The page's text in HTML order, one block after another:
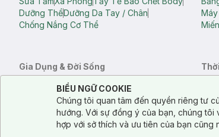
Dưỡng ThểDưỡng Da Tay / Chân
Chống Nắng Cơ Thể
Gia Dụng & Đời Sống
Bông Tắm / Phụ Kiện Tắm
Phụ Kiện Điện Thoại Quạt Cầm Tay / Quạt Mini
Khử Mùi / Làm Thơm PhòngNước GiặtNước Xả
Túi
Cookie Consent
Notice about cookies usage
BIỂU NGỮ COOKIE
Chúng tôi quan tâm đến quyền riêng tư
hướng. Với sự đồng ý của bạn, chúng
hợp với sở thích và ưu tiên của bạn cũng